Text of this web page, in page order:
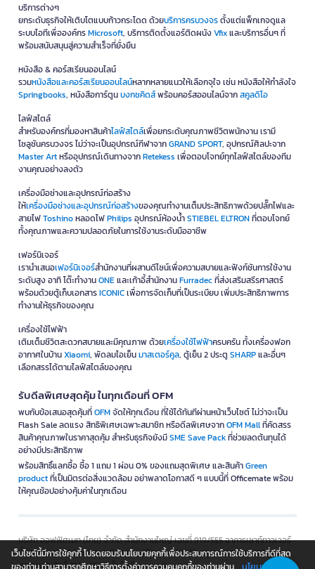
บริการต่างๆ
ยกระดับธุรกิจให้เติบโตแบบก้าวกระโดด ด้วยบริการครบวงจรตั้งแต่แพ็กเกจดูแล
ระบบไอทีเพื่อองค์กรMicrosoft, บริการติดตั้งแอร์ติดผนังVfixและบริการอื่นๆ ที่
พร้อมสนับสนุนสู่ความสำเร็จที่ยั่งยืน
หนังสือ & คอร์สเรียนออนไลน์
รวมหนังสือและคอร์สเรียนออนไลน์หลากหลายแนวให้เลือกจุใจ เช่น หนังสือให้กำลังใจ
Springbooks, หนังสือการ์ตูนบงกชคิดส์พร้อมคอร์สออนไลน์จากสคูลดิโอ
ไลฟ์สไตล์
สำหรับองค์กรที่มองหาสินค้าไลฟ์สไตล์เพื่อยกระดับคุณภาพชีวิตพนักงาน เรามี
โซลูชันครบวงจร ไม่ว่าจะเป็นอุปกรณ์กีฬาจากGRAND SPORT, อุปกรณ์ศิลปะจาก
Master Artหรืออุปกรณ์เดินทางจากRetekess เพื่อตอบโจทย์ทุกไลฟ์สไตล์ของทีม
งานคุณอย่างลงตัว
เครื่องมือช่างและอุปกรณ์ก่อสร้าง
ให้เครื่องมือช่างและอุปกรณ์ก่อสร้างของคุณทำงานเต็มประสิทธิภาพด้วยปลั๊กไฟและ
สายไฟToshinoหลอดไฟPhilips อุปกรณ์ห้องน้ำSTIEBEL ELTRONที่ตอบโจทย์
ทั้งคุณภาพและความปลอดภัยในการใช้งานระดับมืออาชีพ
เฟอร์นิเจอร์
เรานำเสนอเฟอร์นิเจอร์สำนักงานที่ผสานดีไซน์เพื่อความสบายและฟังก์ชันการใช้งาน
ระดับสูง อาทิ โต๊ะทำงานONEและเก้าอี้สำนักงานFurradecที่ส่งเสริมสรีรศาสตร์
พร้อมด้วยตู้เก็บเอกสารICONICเพื่อการจัดเก็บที่เป็นระเบียบ เพิ่มประสิทธิภาพการ
ทำงานให้ธุรกิจของคุณ
เครื่องใช้ไฟฟ้า
เติมเต็มชีวิตสะดวกสบายและมีคุณภาพ ด้วยเครื่องใช้ไฟฟ้าครบครัน ทั้งเครื่องฟอก
อากาศในบ้านXiaomi, พัดลมไอเย็นมาสเตอร์คูล, ตู้เย็น 2 ประตู SHARPและอื่นๆ
เลือกสรรได้ตามไลฟ์สไตล์ของคุณ
รับดีลพิเศษสุดคุ้ม ในทุกเดือนที่ OFM
พบกับข้อเสนอสุดคุ้มที่OFMจัดให้ทุกเดือน ที่ใช้ได้ทันทีผ่านหน้าเว็บไซต์ ไม่ว่าจะเป็น
Flash Sale ลดแรง สิทธิพิเศษเฉพาะสมาชิก หรือดีลพิเศษจากOFM Mallที่คัดสรร
สินค้าคุณภาพในราคาสุดคุ้ม สำหรับธุรกิจยังมีSME Save Packที่ช่วยลดต้นทุนได้
อย่างมีประสิทธิภาพ
พร้อมสิทธิ์แลกซื้อ ซื้อ 1 แถม 1 ผ่อน 0% ของแถมสุดพิเศษ และสินค้าGreen
productที่เป็นมิตรต่อสิ่งแวดล้อม อย่าพลาดโอกาสดี ๆ แบบนี้ที่ Officemate พร้อม
ให้คุณช้อปอย่างคุ้มค่าในทุกเดือน
บริษัท ออฟฟิศเมท (ไทย) จำกัด สำนักงานใหญ่ เลขที่ 919/555 อาคารเซาท์ทาวเวอร์
ชั้น 14 ห้อง 2-6 และ 9 ถนนสีลม แขวงสีลม เขตบางรัก กรุงเทพมหานคร 10500
@สงวนลิขสิทธิ์ 2551-2562 เว็บไซต์ www.ofm.co.th​
เว็บไซต์นี้มีการใช้คุกกี้ โปรดยอมรับนโยบายคุกกี้เพื่อประสบการณ์การใช้บริการที่ดีที่สุด